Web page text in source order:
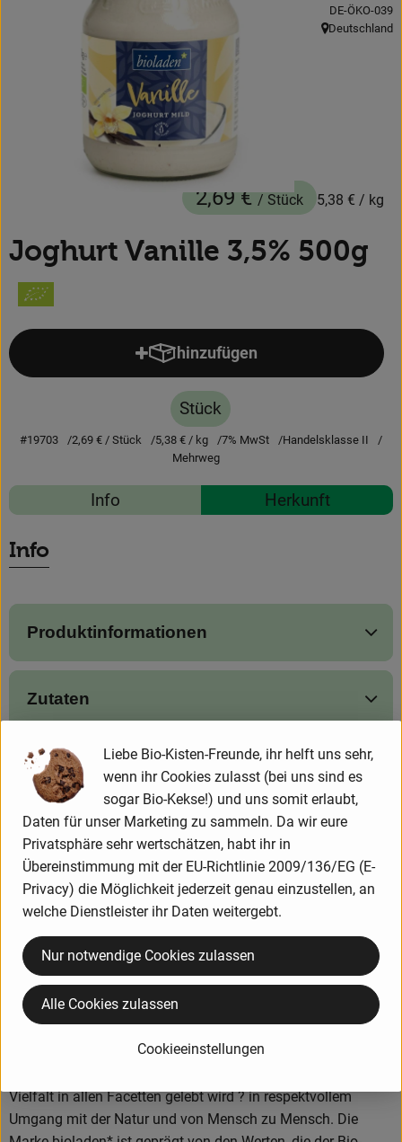
Backwaren
Kühlregal
Speisekammer
Haushalt & Garten
Geschäftskunden-Shop
Blog
Joghurt Vanille 3,5% 500g
2,69 €/ Stück 5,38 € / kg
, Kontrollstelle:
DE-ÖKO-039
, Herkunft:
Deutschland
hinzufügen
Produkt zum Warenkorb
Stück
#19703 2,69 € / Stück 5,38 € / kg 7% MwSt
Handelsklasse II
Mehrweg
Rezepte
Info Herkunft
Info
Produktinformationen
Zutaten
Produktdatenblatt
Herkunft
Hersteller: bioladen*
Deutschland
bioladen
Vielfalt in allen Facetten gelebt wird ? in respektvollem
Umgang mit der Natur und von Mensch zu Mensch. Die
Liebe Bio-Kisten-Freunde, ihr helft uns sehr,
wenn ihr Cookies zulasst (bei uns sind es
sogar Bio-Kekse!) und uns somit erlaubt,
Daten für unser Marketing zu sammeln. Da wir eure
Privatsphäre sehr wertschätzen, habt ihr in
Übereinstimmung mit der EU-Richtlinie 2009/136/EG (E-
Privacy) die Möglichkeit jederzeit genau einzustellen, an
welche Dienstleister ihr Daten weitergebt.
Cookieeinstellungen
Nur notwendige Cookies zulassen
Alle Cookies zulassen